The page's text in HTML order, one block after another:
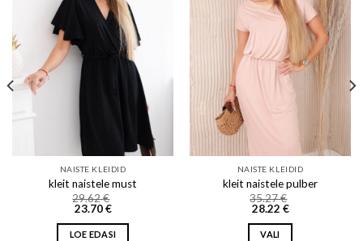
Add to wishlist
NAISTE KLEIDID
kleit naistele must
29.62€
23.70€
LOE EDASI
Add to wishlist
NAISTE KLEIDID
kleit naistele pulber
35.27€
28.22 €
VALI